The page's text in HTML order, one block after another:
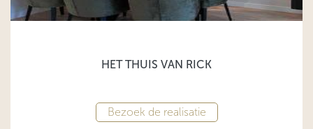
HET THUIS VAN RICK
Bezoek de realisatie